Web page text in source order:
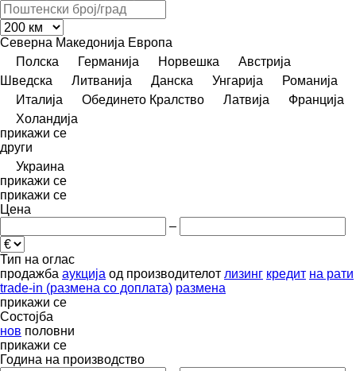
Северна Македонија Европа
Полска
Германија Норвешка
Австрија
Шведска
Литванија Данска Унгарија
Романија
Италија
Обединето Кралство Латвија
Франција
Холандија
прикажи се
други
Украина
прикажи се
прикажи се
Цена
–
Тип на оглас
продажба аукција од производителот лизинг кредит на рати
trade-in (размена со доплата) размена
прикажи се
Состојба
нов половни
прикажи се
Година на производство